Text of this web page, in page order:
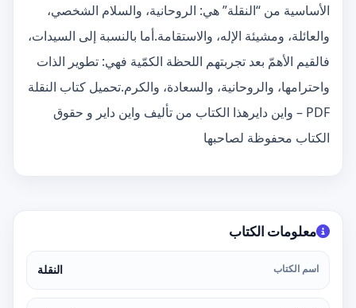
الأساسية من “النقلة” هي: الروحانية، والسلام الشخصي،
والعائلة، ومشيئة الإله، والاستقامة.أما بالنسبة إلى السيدات،
فالقيم الأهمّ بعد تجربتهم اللحظة الكمّية فهي: تطوير الذات
واحترامها، والروحانية، والسعادة، والكرم.تحميل كتاب النقلة
PDF – واين دايرهذا الكتاب من تأليف واين داير و حقوق
الكتاب محفوظة لصاحبها
معلومات الكتاب
اسم الكتاب النقلة